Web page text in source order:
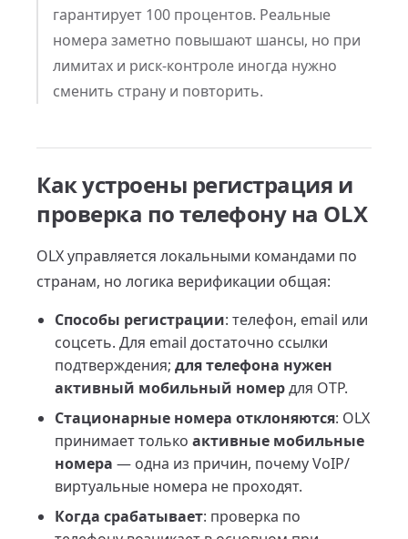
гарантирует 100 процентов. Реальные
номера заметно повышают шансы, но при
лимитах и риск-контроле иногда нужно
сменить страну и повторить.
Как устроены регистрация и
проверка по телефону на OLX
OLX управляется локальными командами по
странам, но логика верификации общая:
Способы регистрации: телефон, email или
соцсеть. Для email достаточно ссылки
подтверждения; для телефона нужен
активный мобильный номердля OTP.
Стационарные номера отклоняются: OLX
принимает только активные мобильные
номера — одна из причин, почему VoIP/
виртуальные номера не проходят.
Когда срабатывает: проверка по